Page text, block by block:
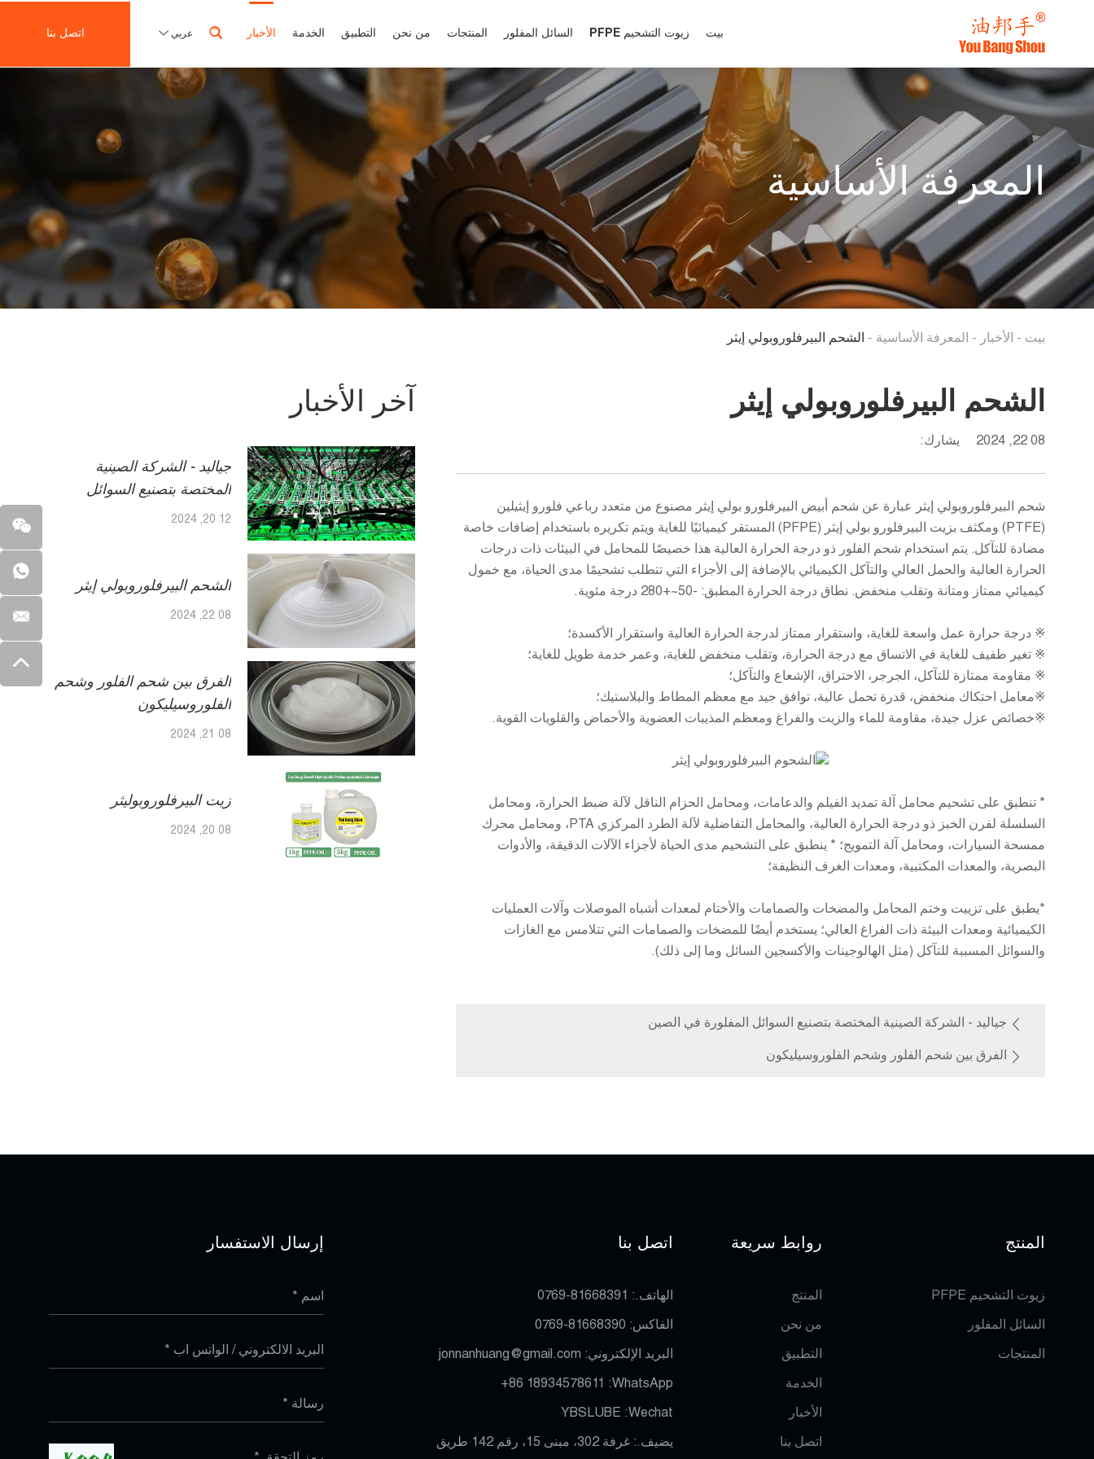
بيت زيوت التشحيم PFPE السائل المفلور المنتجات من نحن التطبيق الخدمة الأخبار عربي اتصل بنا
المعرفة الأساسية
بيت - الأخبار - المعرفة الأساسية - الشحم البيرفلوروبولي إيثر
الشحم البيرفلوروبولي إيثر
08 22, 2024 يشارك:
شحم البيرفلوروبولي إيثر عبارة عن شحم أبيض البيرفلورو بولي إيثر مصنوع من متعدد رباعي فلورو إيثيلين
(PTFE) ومكثف بزيت البيرفلورو بولي إيثر (PFPE) المستقر كيميائيًا للغاية ويتم تكريره باستخدام إضافات خاصة
مضادة للتآكل. يتم استخدام شحم الفلور ذو درجة الحرارة العالية هذا خصيصًا للمحامل في البيئات ذات درجات
الحرارة العالية والحمل العالي والتآكل الكيميائي بالإضافة إلى الأجزاء التي تتطلب تشحيمًا مدى الحياة، مع خمول
كيميائي ممتاز ومتانة وتقلب منخفض. نطاق درجة الحرارة المطبق: -50~+280 درجة مئوية.
※ درجة حرارة عمل واسعة للغاية، واستقرار ممتاز لدرجة الحرارة العالية واستقرار الأكسدة؛
※ تغير طفيف للغاية في الاتساق مع درجة الحرارة، وتقلب منخفض للغاية، وعمر خدمة طويل للغاية؛
※ مقاومة ممتازة للتآكل، الجرجر، الاحتراق، الإشعاع والتآكل؛
※معامل احتكاك منخفض، قدرة تحمل عالية، توافق جيد مع معظم المطاط والبلاستيك؛
※خصائص عزل جيدة، مقاومة للماء والزيت والفراغ ومعظم المذيبات العضوية والأحماض والقلويات القوية.
* تنطبق على تشحيم محامل آلة تمديد الفيلم والدعامات، ومحامل الحزام الناقل لآلة ضبط الحرارة، ومحامل
السلسلة لفرن الخبز ذو درجة الحرارة العالية، والمحامل التفاضلية لآلة الطرد المركزي PTA، ومحامل محرك
ممسحة السيارات، ومحامل آلة التمويج؛ * ينطبق على التشحيم مدى الحياة لأجزاء الآلات الدقيقة، والأدوات
البصرية، والمعدات المكتبية، ومعدات الغرف النظيفة؛
*يطبق على تزييت وختم المحامل والمضخات والصمامات والأختام لمعدات أشباه الموصلات وآلات العمليات
الكيميائية ومعدات البيئة ذات الفراغ العالي؛ يستخدم أيضًا للمضخات والصمامات التي تتلامس مع الغازات
والسوائل المسببة للتآكل (مثل الهالوجينات والأكسجين السائل وما إلى ذلك).
جياليد - الشركة الصينية المختصة بتصنيع السوائل المفلورة في الصين
الفرق بين شحم الفلور وشحم الفلوروسيليكون
آخر الأخبار
جياليد - الشركة الصينية
المختصة بتصنيع السوائل
المفلورة في الصين
12 20, 2024
الشحم البيرفلوروبولي إيثر
08 22, 2024
الفرق بين شحم الفلور وشحم
الفلوروسيليكون
08 21, 2024
زيت البيرفلوروبوليثر
08 20, 2024
المنتج
زيوت التشحيم PFPE
السائل المفلور
المنتجات
روابط سريعة
المنتج
من نحن
التطبيق
الخدمة
الأخبار
اتصل بنا
اتصل بنا
الهاتف.: 0769-81668391
الفاكس: 0769-81668390
البريد الإلكتروني: jonnanhuang@gmail.com
WhatsApp:
+86 18934578611
Wechat:
YBSLUBE
يضيف.: غرفة 302، مبنى 15، رقم 142 طريق
إرسال الاستفسار